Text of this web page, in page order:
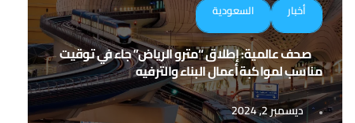
أخبار السعودية
صحف عالمية: إطلاق “مترو الرياض” جاء في توقيت
مناسب لمواكبة أعمال البناء والترفيه
ديسمبر 2, 2024